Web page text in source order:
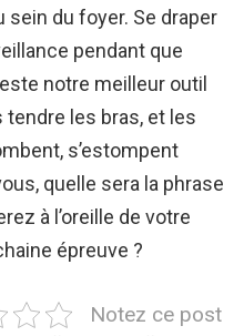
sein du foyer. Se draper
pendant que
notre meilleur outil
tendre les bras, et les
s’estompent
quelle sera la phrase
à l’oreille de votre
épreuve ?
Notez ce post